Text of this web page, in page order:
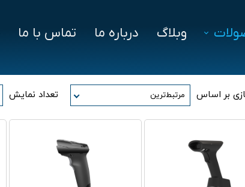
هلو
پرشین ویژن
اسپاد
وبلاگ درباره ما تماس با ما
بر اساس مرتبط‌ترین تعداد نمایش